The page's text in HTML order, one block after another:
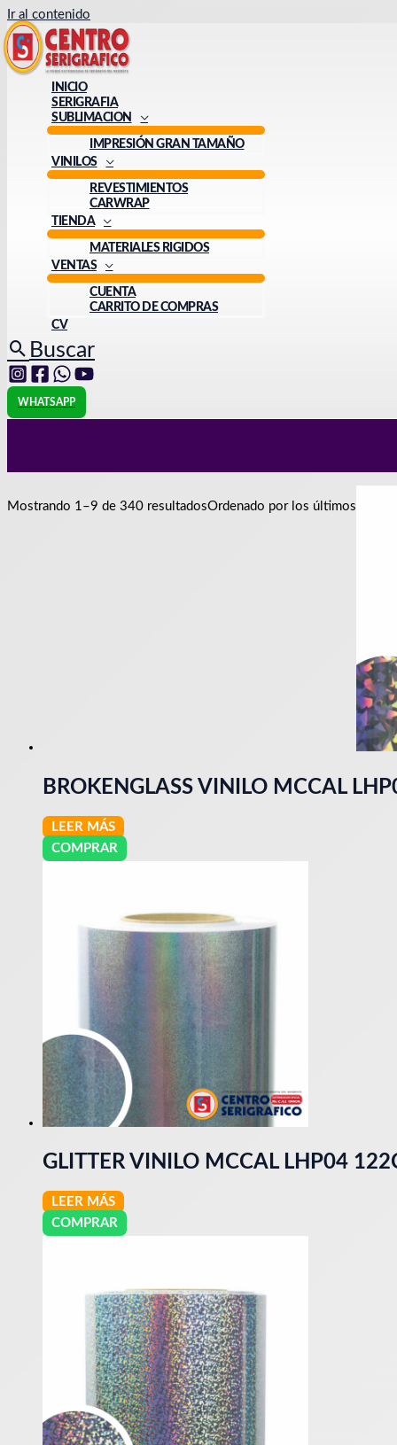
Ir al contenido
INICIO
SERIGRAFIA
SUBLIMACION
IMPRESIÓN GRAN TAMAÑO
VINILOS
REVESTIMIENTOS
CARWRAP
TIENDA
MATERIALES RIGIDOS
VENTAS
CUENTA
CARRITO DE COMPRAS
CV
Buscar
WHATSAPP
Mostrando 1–9 de 340 resultadosOrdenado por los últimos
BROKENGLASS VINILO MCCAL
LEER MÁS
COMPRAR
GLITTER VINILO MCCAL LHP04
LEER MÁS
COMPRAR